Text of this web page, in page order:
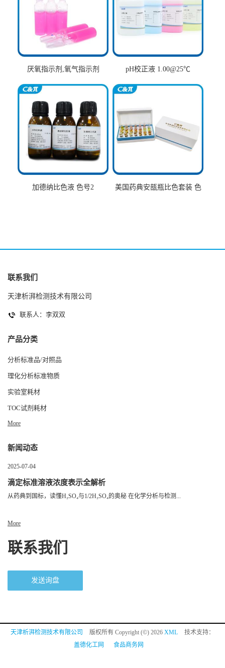
厌氧指示剂,氧气指示剂 pH校正液 1.00@25℃
加德纳比色液 色号2
美国药典安瓿瓶比色套装 色
联系我们
天津析湃检测技术有限公司
联系人：李双双
产品分类
分析标准品/对照品
理化分析标准物质
实验室耗材
TOC试剂耗材
More
新闻动态
2025-07-04
滴定标准溶液浓度表示全解析
从药典到国标，读懂H₂SO₄与1/2H₂SO₄的奥秘 在化学分析与检测...
More
联系我们
发送询盘
天津析湃检测技术有限公司 版权所有 Copyright (©) 2026 XML
技术支持：
盖德化工网
食品商务网